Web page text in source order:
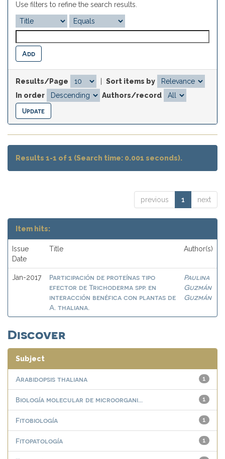
Use filters to refine the search results.
Results/Page
Sort items by
In order
Authors/record
Results 1-1 of 1 (Search time: 0.001 seconds).
previous 1 next
Item hits:
Issue
Date
Title Author(s)
Jan-2017
Participación de proteínas tipo
efector de Trichoderma spp. en
interacción benéfica con plantas de
A. thaliana.
Paulina
Guzmán
Guzmán
Discover
Subject
1
Arabidopsis thaliana
1
Biología molecular de microorgani...
1
Fitobiología
1
Fitopatología